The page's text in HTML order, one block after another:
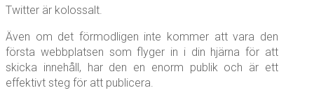
Twitter är kolossalt.
Även om det förmodligen inte kommer att vara den
första webbplatsen som flyger in i din hjärna för att
skicka innehåll, har den en enorm publik och är ett
effektivt steg för att publicera.